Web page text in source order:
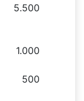
5.500
1.000
500